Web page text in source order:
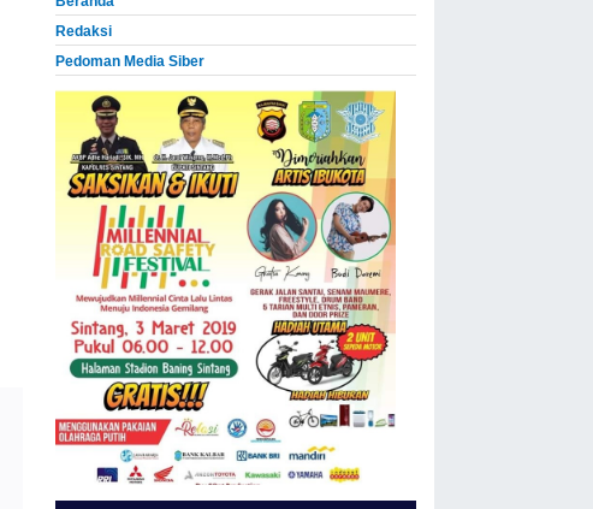
Redaksi
Pedoman Media Siber